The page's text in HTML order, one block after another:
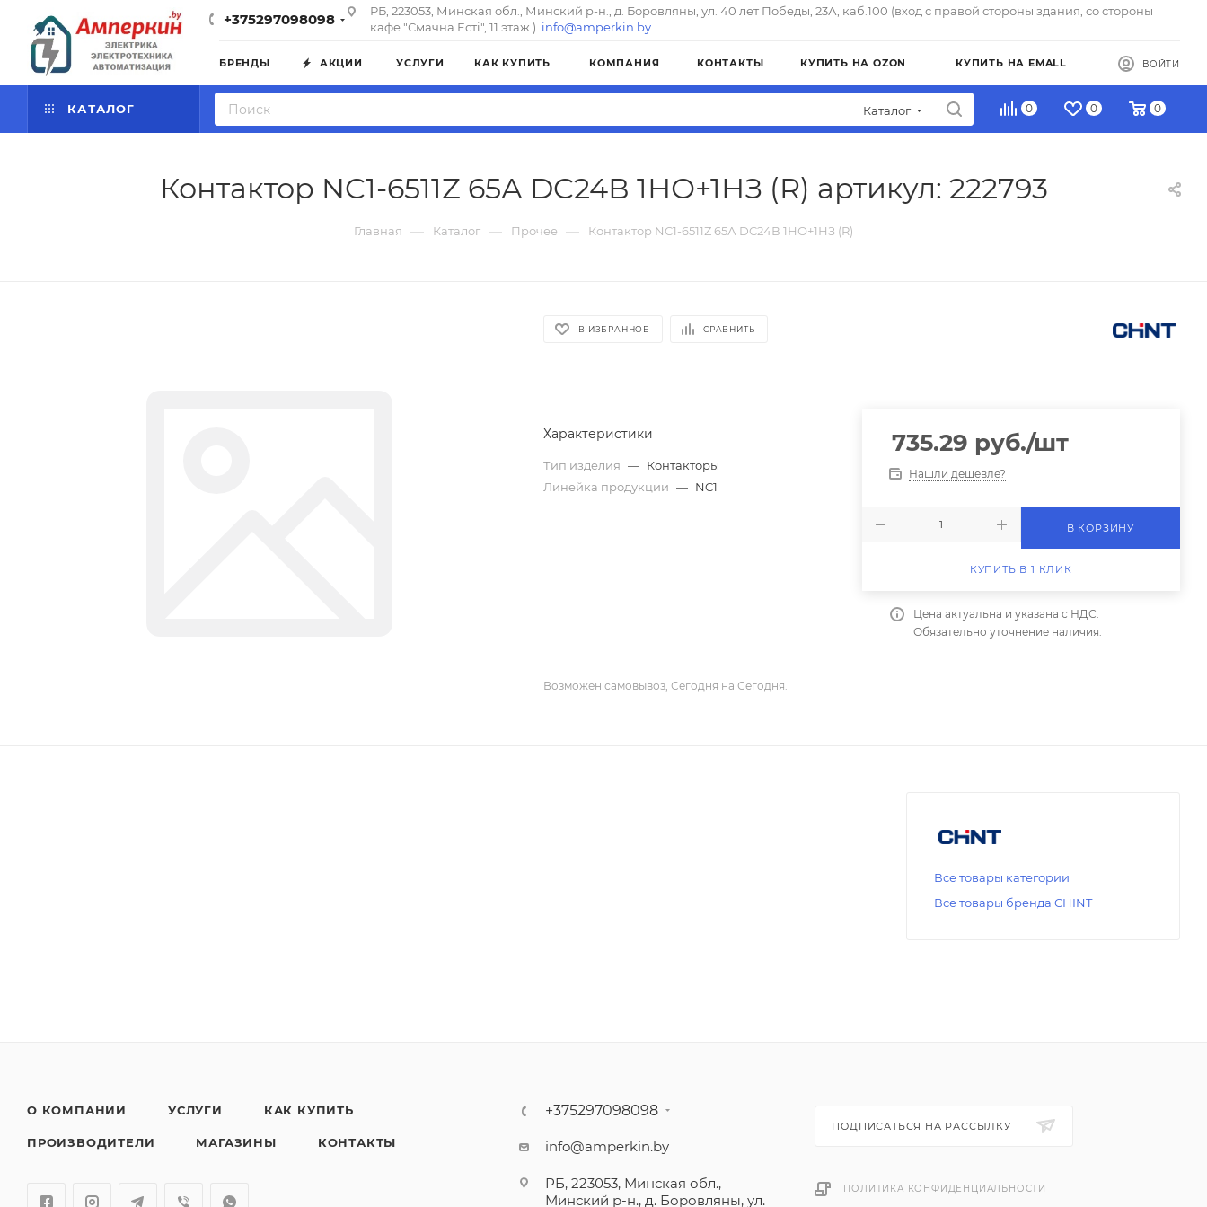
+375297098098
РБ, 223053, Минская обл., Минский р-н., д. Боровляны, ул. 40 лет Победы, 23А, каб.100 (вход с правой стороны здания, со стороны
кафе "Смачна Естi", 11 этаж.) info@amperkin.by
БРЕНДЫ АКЦИИ УСЛУГИ КАК КУПИТЬ КОМПАНИЯ КОНТАКТЫ КУПИТЬ НА OZON КУПИТЬ НА EMALL ВОЙТИ
КАТАЛОГ Каталог 0 0 0
Контактор NC1-6511Z 65А DC24В 1НО+1НЗ (R) артикул: 222793
Главная — Каталог — Прочее — Контактор NC1-6511Z 65А DC24В 1НО+1НЗ (R)
В ИЗБРАННОЕ СРАВНИТЬ
Характеристики
Тип изделия — Контакторы
Линейка продукции — NC1
735.29 руб./шт
Нашли дешевле?
В КОРЗИНУ
КУПИТЬ В 1 КЛИК
Цена актуальна и указана с НДС.
Обязательно уточнение наличия.
Возможен самовывоз, Сегодня на Сегодня.
Все товары категории
Все товары бренда CHINT
О КОМПАНИИ УСЛУГИ КАК КУПИТЬ
ПРОИЗВОДИТЕЛИ МАГАЗИНЫ КОНТАКТЫ
+375297098098
info@amperkin.by
РБ, 223053, Минская обл.,
Минский р-н., д. Боровляны, ул.
ПОДПИСАТЬСЯ НА РАССЫЛКУ
ПОЛИТИКА КОНФИДЕНЦИАЛЬНОСТИ